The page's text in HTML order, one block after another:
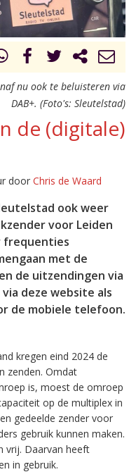
nu ook te beluisteren via
DAB+. (Foto's: Sleutelstad)
de (digitale)
door Chris de Waard
ook weer
voor Leiden
frequenties
met de
de uitzendingen via
deze website als
de mobiele telefoon.
kregen eind 2024 de
zenden. Omdat
is, moest de omroep
op de multiplex in
gedeelde zender voor
gebruik kunnen maken.
vrij. Daarvan heeft
in gebruik.